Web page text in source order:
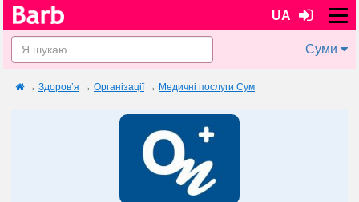
UA
Суми
→ Здоров’я → Організації → Медичні послуги Сум